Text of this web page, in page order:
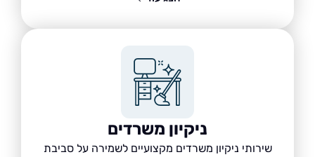
ניקיון משרדים
שירותי ניקיון משרדים מקצועיים לשמירה על סביבת